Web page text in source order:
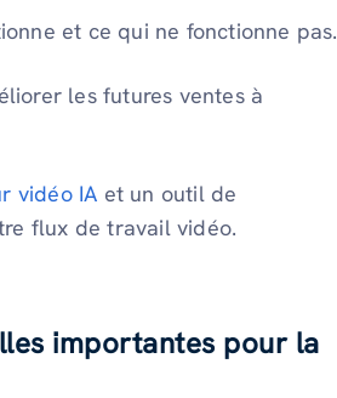
et ce qui ne fonctionne pas.
les futures ventes à
vidéo IA et un outil de
flux de travail vidéo.
importantes pour la